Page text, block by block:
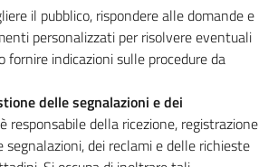
il pubblico, rispondere alle domande e
personalizzati per risolvere eventuali
fornire indicazioni sulle procedure da
delle segnalazioni e dei
responsabile della ricezione, registrazione
segnalazioni, dei reclami e delle richieste